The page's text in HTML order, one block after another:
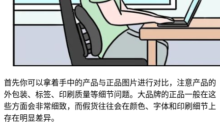
首先你可以拿着手中的产品与正品图片进行对比，注意产品的
外包装、标签、印刷质量等细节问题。大品牌的正品一般在这
些方面会非常细致，而假货往往会在颜色、字体和印刷细节上
存在明显差异。